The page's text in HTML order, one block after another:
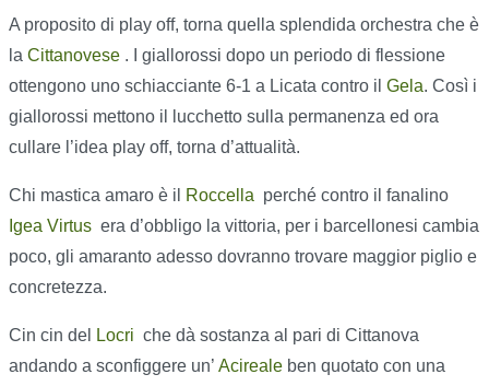
A proposito di play off, torna quella splendida orchestra che è
la Cittanovese . I giallorossi dopo un periodo di flessione
ottengono uno schiacciante 6-1 a Licata contro il Gela. Così i
giallorossi mettono il lucchetto sulla permanenza ed ora
cullare l’idea play off, torna d’attualità.
Chi mastica amaro è il Roccella perché contro il fanalino
Igea Virtus era d’obbligo la vittoria, per i barcellonesi cambia
poco, gli amaranto adesso dovranno trovare maggior piglio e
concretezza.
Cin cin del Locri che dà sostanza al pari di Cittanova
andando a sconfiggere un’ Acireale ben quotato con una